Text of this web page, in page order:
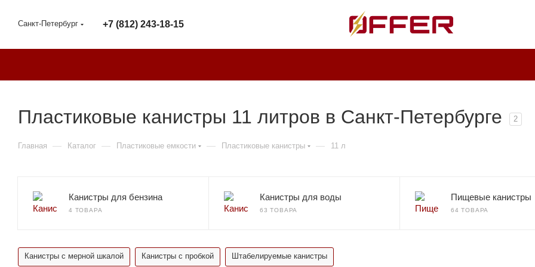
Санкт-Петербург +7 (812) 243-18-15
Пластиковые канистры 11 литров в Санкт-Петербурге 2
Главная — Каталог — Пластиковые емкости — Пластиковые канистры — 11 л
Канистры для бензина
4 ТОВАРА
Канистры для воды
63 ТОВАРА
Пищевые канистры
64 ТОВАРА
Канистры с мерной шкалой Канистры с пробкой Штабелируемые канистры